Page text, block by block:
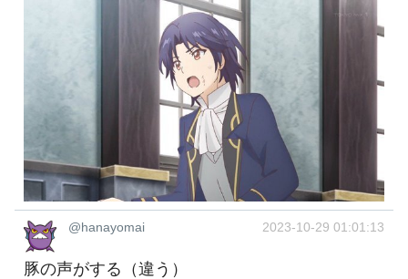
@hanayomai 2023-10-29 01:01:13
豚の声がする（違う）